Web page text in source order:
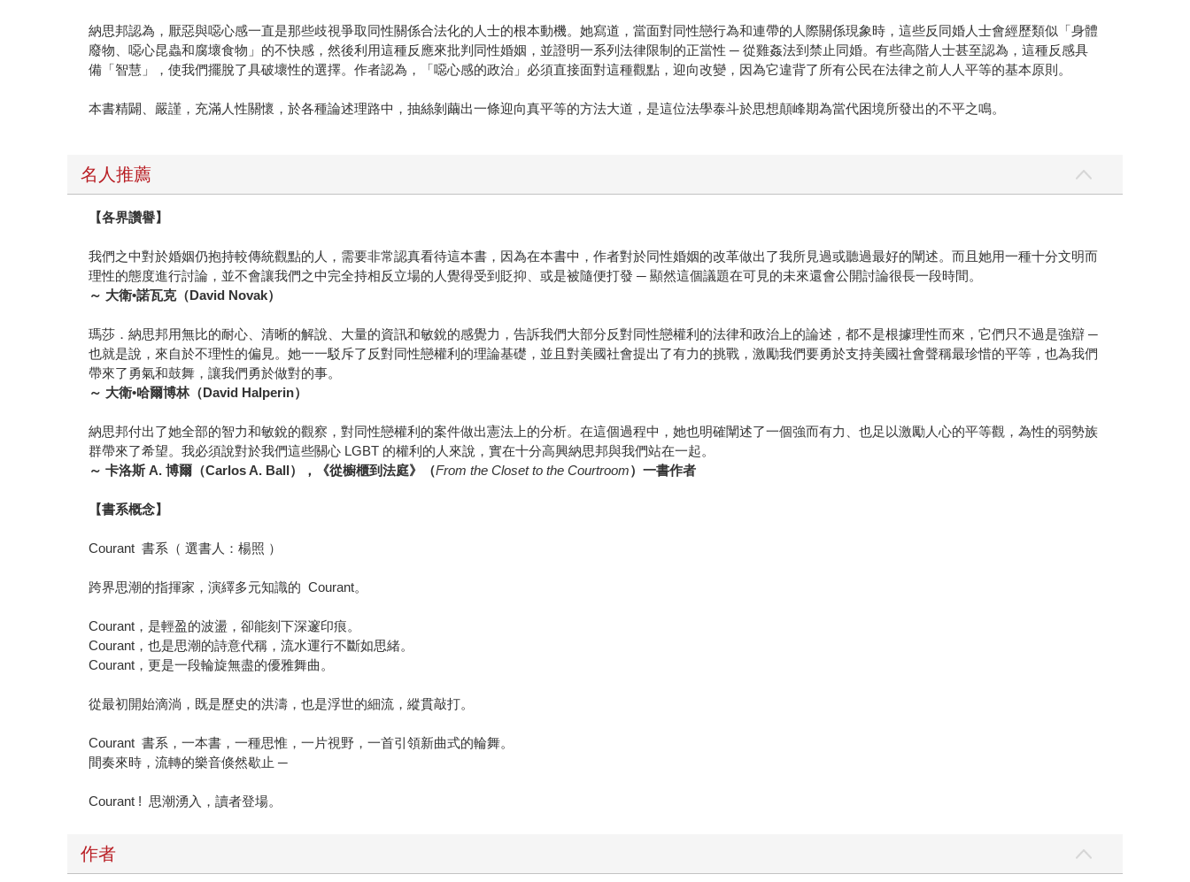
納思邦認為，厭惡與噁心感一直是那些歧視爭取同性關係合法化的人士的根本動機。她寫道，當面對同性戀行為和連帶的人際關係現象時，這些反同婚人士會經歷類似「身體
廢物、噁心昆蟲和腐壞食物」的不快感，然後利用這種反應來批判同性婚姻，並證明一系列法律限制的正當性 ─ 從雞姦法到禁止同婚。有些高階人士甚至認為，這種反感具
備「智慧」，使我們擺脫了具破壞性的選擇。作者認為，「噁心感的政治」必須直接面對這種觀點，迎向改變，因為它違背了所有公民在法律之前人人平等的基本原則。
本書精闢、嚴謹，充滿人性關懷，於各種論述理路中，抽絲剝繭出一條迎向真平等的方法大道，是這位法學泰斗於思想顛峰期為當代困境所發出的不平之鳴。
名人推薦
【各界讚譽】
我們之中對於婚姻仍抱持較傳統觀點的人，需要非常認真看待這本書，因為在本書中，作者對於同性婚姻的改革做出了我所見過或聽過最好的闡述。而且她用一種十分文明而
理性的態度進行討論，並不會讓我們之中完全持相反立場的人覺得受到貶抑、或是被隨便打發 ─ 顯然這個議題在可見的未來還會公開討論很長一段時間。
～ 大衛•諾瓦克（David Novak）
瑪莎．納思邦用無比的耐心、清晰的解說、大量的資訊和敏銳的感覺力，告訴我們大部分反對同性戀權利的法律和政治上的論述，都不是根據理性而來，它們只不過是強辯 ─
也就是說，來自於不理性的偏見。她一一駁斥了反對同性戀權利的理論基礎，並且對美國社會提出了有力的挑戰，激勵我們要勇於支持美國社會聲稱最珍惜的平等，也為我們
帶來了勇氣和鼓舞，讓我們勇於做對的事。
～ 大衛•哈爾博林（David Halperin）
納思邦付出了她全部的智力和敏銳的觀察，對同性戀權利的案件做出憲法上的分析。在這個過程中，她也明確闡述了一個強而有力、也足以激勵人心的平等觀，為性的弱勢族
群帶來了希望。我必須說對於我們這些關心 LGBT 的權利的人來說，實在十分高興納思邦與我們站在一起。
～ 卡洛斯A.博爾（Carlos A. Ball），《從櫥櫃到法庭》（From the Closet to the Courtroom）一書作者
【書系概念】
Courant 書系（ 選書人：楊照 ）
跨界思潮的指揮家，演繹多元知識的 Courant。
Courant，是輕盈的波盪，卻能刻下深邃印痕。
Courant，也是思潮的詩意代稱，流水運行不斷如思緒。
Courant，更是一段輪旋無盡的優雅舞曲。
從最初開始滴淌，既是歷史的洪濤，也是浮世的細流，縱貫敲打。
Courant 書系，一本書，一種思惟，一片視野，一首引領新曲式的輪舞。
間奏來時，流轉的樂音倏然歇止 ─
Courant ! 思潮湧入，讀者登場。
作者